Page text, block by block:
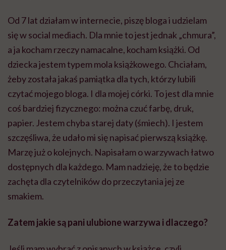
Od 7 lat działam w internecie, piszę bloga i udzielam
się w social mediach. Dla mnie to jest jednak „chmura”,
a ja kocham rzeczy namacalne, kocham książki. Od
dziecka jestem typem mola książkowego. Chciałam,
żeby została jakaś pamiątka dla tych, którzy lubili
czytać mojego bloga. I dla mojej córki. To jest dla mnie
coś bardziej fizycznego: można czuć farbę, druk,
papier. Jestem chyba starej daty (śmiech). I jestem
szczęśliwa, że udało mi się napisać pierwszą książkę.
Marzę już o kolejnych. Napisałam o warzywach łatwo
dostępnych dla każdego. Mam nadzieję, że to będzie
zachęta dla czytelników do przeczytania jej ze
smakiem.
Zatem jakie są pani ulubione warzywa i dlaczego?